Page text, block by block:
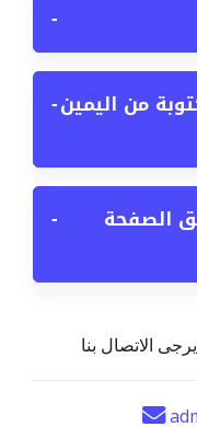
−
من اليمين−
الصفحة
−
الاتصال بنا